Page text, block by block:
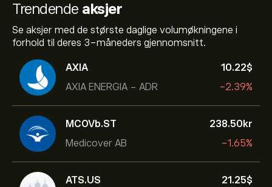
Trendende aksjer
Se aksjer med de største daglige volumøkningene i
forhold til deres 3-måneders gjennomsnitt.
AXIA
AXIA ENERGIA - ADR
10.22‎$‎
-2.39%
MCOVb.ST
Medicover AB
238.50‎kr‎
-1.65%
ATS.US
21.25‎$‎